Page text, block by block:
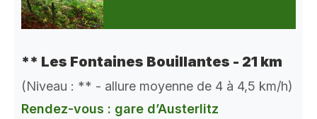
** Les Fontaines Bouillantes - 21 km
(Niveau : ** - allure moyenne de 4 à 4,5 km/h)
Rendez-vous : gare d’Austerlitz